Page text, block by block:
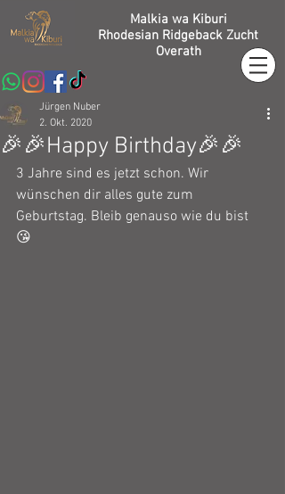
Malkia wa Kiburi
Rhodesian Ridgeback Zucht
Overath
🎉🎉Happy Birthday🎉🎉
Jürgen Nuber
2. Okt. 2020
3 Jahre sind es jetzt schon. Wir
wünschen dir alles gute zum
Geburtstag. Bleib genauso wie du bist
😘